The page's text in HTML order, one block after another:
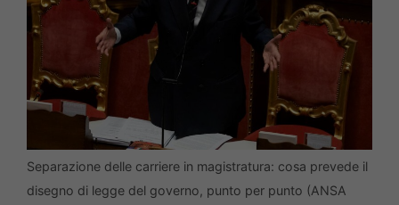
Separazione delle carriere in magistratura: cosa prevede il
disegno di legge del governo, punto per punto (ANSA